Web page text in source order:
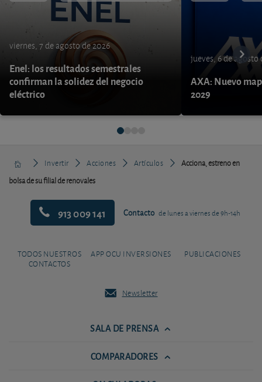
viernes, 7 de agosto de 2026
Enel: los resultados semestrales
confirman la solidez del negocio
eléctrico
jueves, 6 de agosto
AXA: Nuevo
2029
Invertir Acciones Artículos
Acciona, estreno en
bolsa de su filial de renovales
913 009 141 Contacto de lunes a viernes de 9h-14h
TODOS NUESTROS
CONTACTOS
APP OCU INVERSIONES PUBLICACIONES
Newsletter
SALA DE PRENSA
COMPARADORES